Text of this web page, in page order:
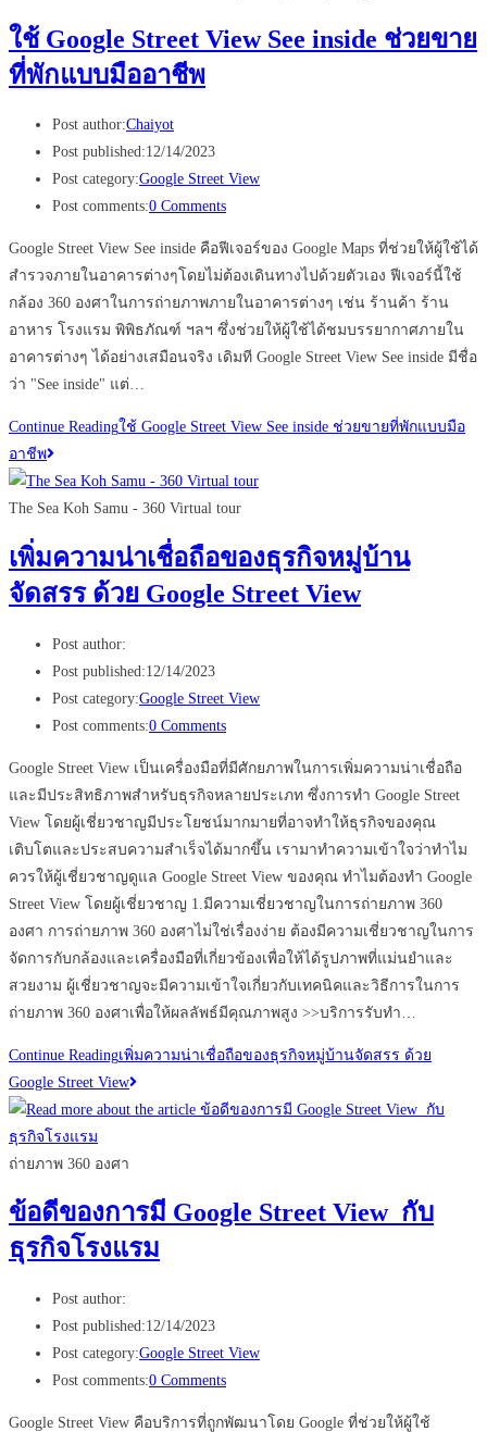
ใช้ Google Street View See inside ช่วยขาย
ที่พักแบบมืออาชีพ
Post author:Chaiyot
Post published:12/14/2023
Post category:Google Street View
Post comments:0 Comments
Google Street View See inside คือฟีเจอร์ของ Google Maps ที่ช่วยให้ผู้ใช้ได้
สำรวจภายในอาคารต่างๆโดยไม่ต้องเดินทางไปด้วยตัวเอง ฟีเจอร์นี้ใช้
กล้อง 360 องศาในการถ่ายภาพภายในอาคารต่างๆ เช่น ร้านค้า ร้าน
อาหาร โรงแรม พิพิธภัณฑ์ ฯลฯ ซึ่งช่วยให้ผู้ใช้ได้ชมบรรยากาศภายใน
อาคารต่างๆ ได้อย่างเสมือนจริง เดิมที Google Street View See inside มีชื่อ
ว่า "See inside" แต่…
Continue Readingใช้ Google Street View See inside ช่วยขายที่พักแบบมือ
อาชีพ
The Sea Koh Samu - 360 Virtual tour
เพิ่มความน่าเชื่อถือของธุรกิจหมู่บ้าน
จัดสรร ด้วย Google Street View
Post author:
Post published:12/14/2023
Post category:Google Street View
Post comments:0 Comments
Google Street View เป็นเครื่องมือที่มีศักยภาพในการเพิ่มความน่าเชื่อถือ
และมีประสิทธิภาพสำหรับธุรกิจหลายประเภท ซึ่งการทำ Google Street
View โดยผู้เชี่ยวชาญมีประโยชน์มากมายที่อาจทำให้ธุรกิจของคุณ
เติบโตและประสบความสำเร็จได้มากขึ้น เรามาทำความเข้าใจว่าทำไม
ควรให้ผู้เชี่ยวชาญดูแล Google Street View ของคุณ ทำไมต้องทำ Google
Street View โดยผู้เชี่ยวชาญ 1.มีความเชี่ยวชาญในการถ่ายภาพ 360
องศา การถ่ายภาพ 360 องศาไม่ใช่เรื่องง่าย ต้องมีความเชี่ยวชาญในการ
จัดการกับกล้องและเครื่องมือที่เกี่ยวข้องเพื่อให้ได้รูปภาพที่แม่นยำและ
สวยงาม ผู้เชี่ยวชาญจะมีความเข้าใจเกี่ยวกับเทคนิคและวิธีการในการ
ถ่ายภาพ 360 องศาเพื่อให้ผลลัพธ์มีคุณภาพสูง >>บริการรับทำ…
Continue Readingเพิ่มความน่าเชื่อถือของธุรกิจหมู่บ้านจัดสรร ด้วย
Google Street View
ถ่ายภาพ 360 องศา
ข้อดีของการมี Google Street View กับ
ธุรกิจโรงแรม
Post author:
Post published:12/14/2023
Post category:Google Street View
Post comments:0 Comments
Google Street View คือบริการที่ถูกพัฒนาโดย Google ที่ช่วยให้ผู้ใช้